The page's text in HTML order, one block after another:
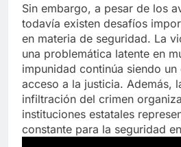
Sin embargo, a pesar de los
todavía existen desafíos
en materia de seguridad. La
una problemática latente en
impunidad continúa siendo
acceso a la justicia. Además,
infiltración del crimen
instituciones estatales
constante para la seguridad